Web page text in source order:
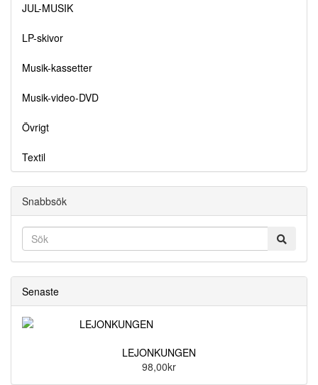
JUL-MUSIK
LP-skivor
Musik-kassetter
Musik-video-DVD
Övrigt
Textil
Snabbsök
Senaste
LEJONKUNGEN
98,00kr